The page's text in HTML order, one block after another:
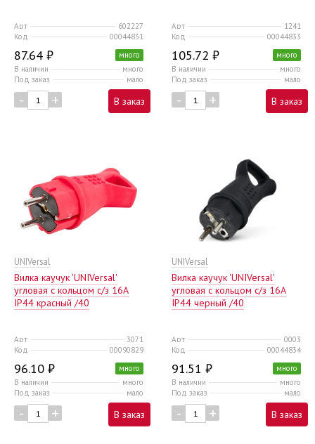
Арт
602227
Код
00044831
87.64 ₽
много
В наличии
много
Под заказ
мало
- + В заказ
Арт
1241
Код
00044833
105.72 ₽
много
В наличии
много
Под заказ
мало
- + В заказ
UNIVersal
Вилка каучук 'UNIVersal'
угловая с кольцом c/з 16А
IP44 красный /40
Арт
3071
Код
00090829
96.10 ₽
много
В наличии
много
Под заказ
мало
- + В заказ
UNIVersal
Вилка каучук 'UNIVersal'
угловая с кольцом c/з 16А
IP44 черный /40
Арт
0003
Код
00044834
91.51 ₽
много
В наличии
много
Под заказ
мало
- + В заказ